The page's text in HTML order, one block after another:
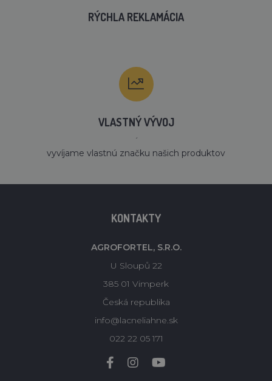
RÝCHLA REKLAMÁCIA
VLASTNÝ VÝVOJ
´
vyvíjame vlastnú značku našich produktov
KONTAKTY
AGROFORTEL, S.R.O.
U Sloupů 22
385 01 Vimperk
Česká republika
info@lacneliahne.sk
022 22 05 171